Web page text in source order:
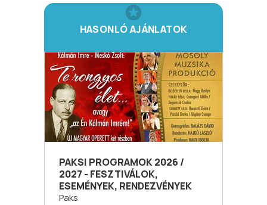
HASONLÓ AJÁNLATOK
PAKSI PROGRAMOK 2026 /
2027 - FESZTIVÁLOK,
ESEMÉNYEK, RENDEZVÉNYEK
Paks